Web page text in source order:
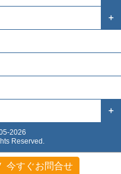
今すぐお問合せ
＋
＋
2026
Reserved.